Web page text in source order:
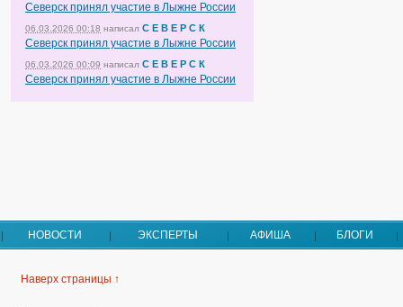
Северск принял участие в Лыжне России
06.03.2026 00:18 написал С Е В Е Р С К
Северск принял участие в Лыжне России
06.03.2026 00:09 написал С Е В Е Р С К
Северск принял участие в Лыжне России
НОВОСТИ ЭКСПЕРТЫ АФИША БЛОГИ
Наверх страницы ↑